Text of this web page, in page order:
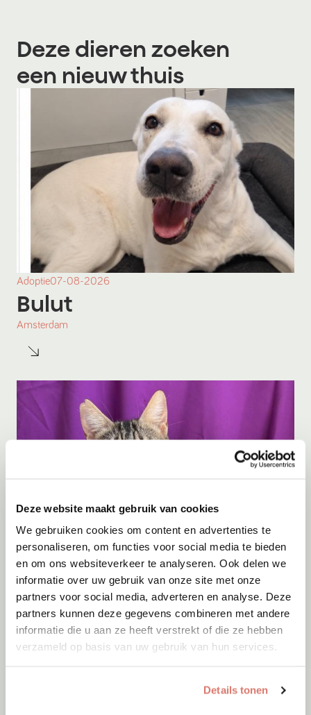
Deze website maakt gebruik van cookies
We gebruiken cookies om content en advertenties te
personaliseren, om functies voor social media te bieden
en om ons websiteverkeer te analyseren. Ook delen we
informatie over uw gebruik van onze site met onze
partners voor social media, adverteren en analyse. Deze
partners kunnen deze gegevens combineren met andere
informatie die u aan ze heeft verstrekt of die ze hebben
verzameld op basis van uw gebruik van hun services.
Details tonen
Deze dieren zoeken
een nieuw thuis
Adoptie07-08-2026
Bulut
Amsterdam
Adoptie 06-08-2026
Julian
Cyprus